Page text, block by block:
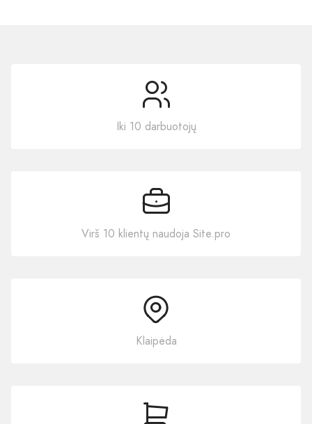
Iki 10 darbuotojų
Virš 10 klientų naudoja Site.pro
Klaipėda